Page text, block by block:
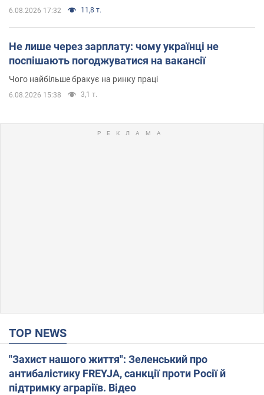
6.08.2026 17:32 11,8 т.
Не лише через зарплату: чому українці не
поспішають погоджуватися на вакансії
Чого найбільше бракує на ринку праці
6.08.2026 15:38 3,1 т.
TOP NEWS
"Захист нашого життя": Зеленський про
антибалістику FREYJA, санкції проти Росії й
підтримку аграріїв. Відео